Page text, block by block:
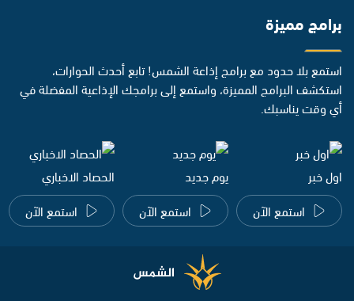
برامج مميزة
استمع بلا حدود مع برامج إذاعة الشمس! تابع أحدث الحوارات،
استكشف البرامج المميزة، واستمع إلى برامجك الإذاعية المفضلة في
أي وقت يناسبك.
اول خبر
استمع الآن
يوم جديد
استمع الآن
الحصاد الاخباري
استمع الآن